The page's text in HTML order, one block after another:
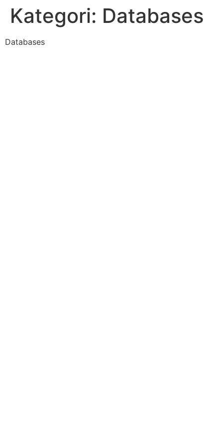
Kategori: Databases
Databases